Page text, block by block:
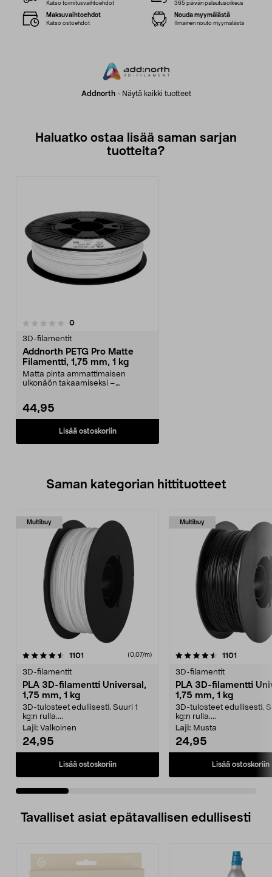
Addnorth- Näytä kaikki tuotteet
Katso toimitusvaihtoehdot 365 päivän palautusoikeus
Maksuvaihtoehdot
Katso ostoehdot
Nouda myymälästä
Ilmainen nouto myymälästä
Haluatko ostaa lisää saman sarjan
tuotteita?
0arvostelut
3D-filamentit
Addnorth PETG Pro Matte
Filamentti, 1,75 mm, 1 kg
Matta pinta ammattimaisen
ulkonäön takaamiseksi –
44,95
Lisää ostoskoriin
Saman kategorian hittituotteet
Multibuy
1101 (0,07/m)
3D-filamentit
PLA 3D-filamentti Universal,
1,75 mm, 1 kg
3D-tulosteet edullisesti. Suuri 1
kg:n rulla....
Laji: Valkoinen
24,95
Lisää ostoskoriin
Multibuy
4.5 viidestä
1101
3D-filamentit
PLA 3D-filamentti
1,75 mm, 1 kg
3D-tulosteet edullisesti.
kg:n rulla....
Laji: Musta
24,95
Lisää ostoskoriin
4.0 viidestä
Tavalliset asiat epätavallisen edullisesti